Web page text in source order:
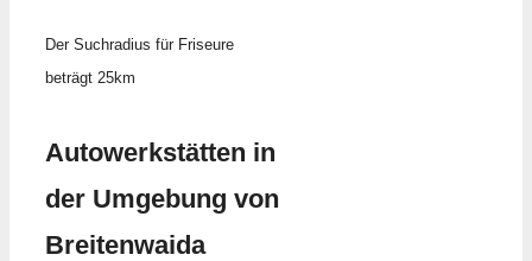
Der Suchradius für Friseure
beträgt 25km
Autowerkstätten in
der Umgebung von
Breitenwaida